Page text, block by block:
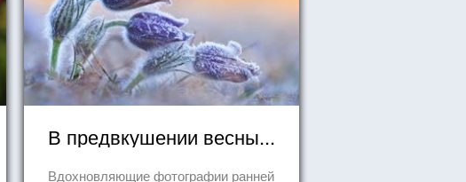
В предвкушении весны...
Вдохновляющие фотографии ранней